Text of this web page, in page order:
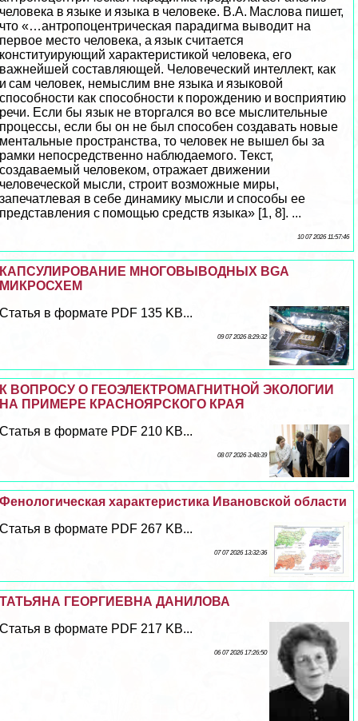
человека в языке и языка в человеке. В.А. Маслова пишет,
что «…антропоцентрическая парадигма выводит на
первое место человека, а язык считается
конституирующий хаpaктеристикой человека, его
важнейшей составляющей. Человеческий интеллект, как
и сам человек, немыслим вне языка и языковой
способности как способности к порождению и восприятию
речи. Если бы язык не вторгался во все мыслительные
процессы, если бы он не был способен создавать новые
ментальные прострaнcтва, то человек не вышел бы за
рамки непосредственно наблюдаемого. Текст,
создаваемый человеком, отражает движении
человеческой мысли, строит возможные миры,
запечатлевая в себе динамику мысли и способы ее
представления с помощью средств языка» [1, 8]. ...
10 07 2026 11:57:46
КАПСУЛИРОВАНИЕ МНОГОВЫВОДНЫХ BGA
МИКРОСХЕМ
Статья в формате PDF 135 KB...
09 07 2026 8:29:32
К ВОПРОСУ О ГЕОЭЛЕКТРОМАГНИТНОЙ ЭКОЛОГИИ
НА ПРИМЕРЕ КРАСНОЯРСКОГО КРАЯ
Статья в формате PDF 210 KB...
08 07 2026 3:48:39
Фенологическая хаpaктеристика Ивановской области
Статья в формате PDF 267 KB...
07 07 2026 13:32:36
ТАТЬЯНА ГЕОРГИЕВНА ДАНИЛОВА
Статья в формате PDF 217 KB...
06 07 2026 17:26:50